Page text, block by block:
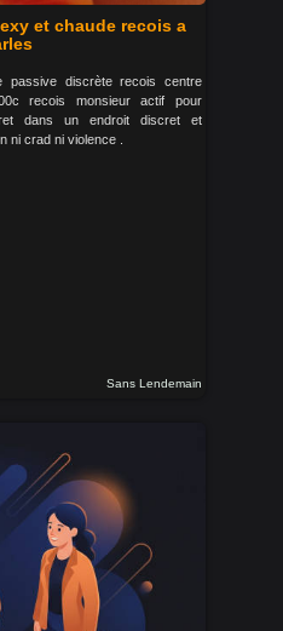
et chaude recois a
passive discrète recois centre
recois monsieur actif pour
dans un endroit discret et
ni crad ni violence .
Sans Lendemain